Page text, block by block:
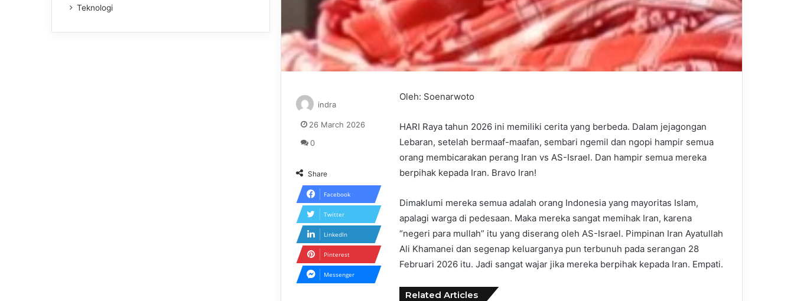
Oleh: Soenarwoto
HARI Raya tahun 2026 ini memiliki cerita yang berbeda. Dalam jejagongan
Lebaran, setelah bermaaf-maafan, sembari ngemil dan ngopi hampir semua
orang membicarakan perang Iran vs AS-Israel. Dan hampir semua mereka
berpihak kepada Iran. Bravo Iran!
Dimaklumi mereka semua adalah orang Indonesia yang mayoritas Islam,
apalagi warga di pedesaan. Maka mereka sangat memihak Iran, karena
“negeri para mullah” itu yang diserang oleh AS-Israel. Pimpinan Iran Ayatullah
Ali Khamanei dan segenap keluarganya pun terbunuh pada serangan 28
Februari 2026 itu. Jadi sangat wajar jika mereka berpihak kepada Iran. Empati.
Related Articles
indra
26 March 2026
0
Share
Facebook
Twitter
LinkedIn
Pinterest
Messenger
Teknologi